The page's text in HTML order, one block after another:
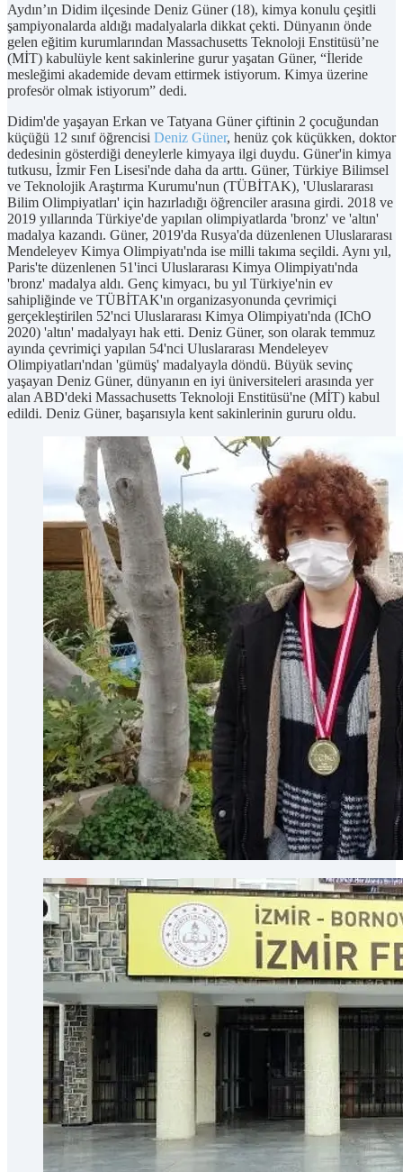
Aydın’ın Didim ilçesinde Deniz Güner (18), kimya konulu çeşitli
şampiyonalarda aldığı madalyalarla dikkat çekti. Dünyanın önde
gelen eğitim kurumlarından Massachusetts Teknoloji Enstitüsü’ne
(MİT) kabulüyle kent sakinlerine gurur yaşatan Güner, “İleride
mesleğimi akademide devam ettirmek istiyorum. Kimya üzerine
profesör olmak istiyorum” dedi.
Didim'de yaşayan Erkan ve Tatyana Güner çiftinin 2 çocuğundan
küçüğü 12 sınıf öğrencisi Deniz Güner, henüz çok küçükken, doktor
dedesinin gösterdiği deneylerle kimyaya ilgi duydu. Güner'in kimya
tutkusu, İzmir Fen Lisesi'nde daha da arttı. Güner, Türkiye Bilimsel
ve Teknolojik Araştırma Kurumu'nun (TÜBİTAK), 'Uluslararası
Bilim Olimpiyatları' için hazırladığı öğrenciler arasına girdi. 2018 ve
2019 yıllarında Türkiye'de yapılan olimpiyatlarda 'bronz' ve 'altın'
madalya kazandı. Güner, 2019'da Rusya'da düzenlenen Uluslararası
Mendeleyev Kimya Olimpiyatı'nda ise milli takıma seçildi. Aynı yıl,
Paris'te düzenlenen 51'inci Uluslararası Kimya Olimpiyatı'nda
'bronz' madalya aldı. Genç kimyacı, bu yıl Türkiye'nin ev
sahipliğinde ve TÜBİTAK'ın organizasyonunda çevrimiçi
gerçekleştirilen 52'nci Uluslararası Kimya Olimpiyatı'nda (IChO
2020) 'altın' madalyayı hak etti. Deniz Güner, son olarak temmuz
ayında çevrimiçi yapılan 54'nci Uluslararası Mendeleyev
Olimpiyatları'ndan 'gümüş' madalyayla döndü. Büyük sevinç
yaşayan Deniz Güner, dünyanın en iyi üniversiteleri arasında yer
alan ABD'deki Massachusetts Teknoloji Enstitüsü'ne (MİT) kabul
edildi. Deniz Güner, başarısıyla kent sakinlerinin gururu oldu.